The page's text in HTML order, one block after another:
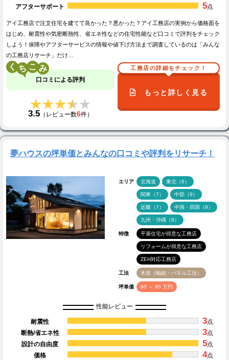
アフターサポート
5点
アイ工務店で注文住宅を建てて良かった？悪かった？アイ工務店の実例から価格面を
はじめ、耐震性や気密断熱性、省エネ性などの住宅性能など口コミで評判をチェック
しよう！保障やアフターサービスの情報や値下げ方法まで調査しているのは「みんな
の工務店リサーチ」だけ…
く こ
口コミによる評判
★★★★★
★★★★★
3.5（レビュー数6件）
工務店の詳細をチェック！
もっと詳しく見る
夢ハウスの坪単価とみんなの口コミや評判をリサーチ！
エリア 北海道 東北（6）
関東（7） 中部（9）
近畿（7） 中国・四国（9）
九州・沖縄（8）
特徴 平屋住宅が得意な工務店
リフォームが得意な工務店
ZEH対応工務店
工法 木造（軸組・パネル工法）
坪単価 60 ～ 80 万円
性能レビュー
耐震性 3点
断熱/省エネ性
3点
設計の自由度
5点
価格
4点